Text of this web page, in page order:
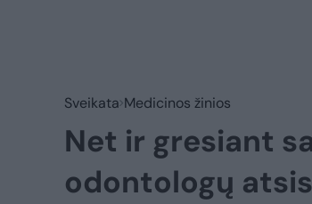
Sveikata Medicinos žinios
Net ir gresiant
odontologų